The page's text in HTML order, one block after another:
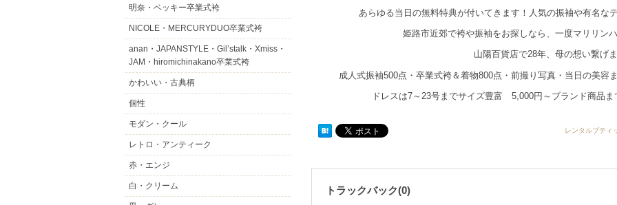
あらゆる当日の無料特典が付いてきます！人気の振袖や有名な
姫路市近郊で袴や振袖をお探しなら、一度マリリン
山陽百貨店で28年、母の想い繋げ
成人式振袖500点・卒業式袴＆着物800点・前撮り写真・当日の美容
ドレスは7～23号までサイズ豊富 5,000円～ブランド商品ま
レンタルブティ
トラックバック(0)
明奈・ベッキー卒業式袴
NICOLE・MERCURYDUO卒業式袴
anan・JAPANSTYLE・Gil’stalk・Xmiss・
JAM・hiromichinakano卒業式袴
かわいい・古典柄
個性
モダン・クール
レトロ・アンティーク
赤・エンジ
白・クリーム